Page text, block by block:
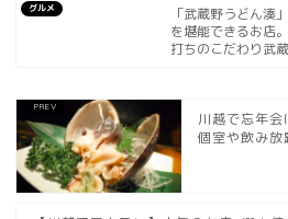
グルメ
「武蔵野うどん湊
を堪能できるお店
打ちのこだわり武
川越で忘年会
個室や飲み放